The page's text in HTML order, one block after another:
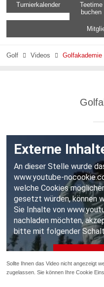
Turnierkalender
Teetime
buchen
Golf  Videos  Golfakademie
Sollte Ihnen das Video nicht angezeigt
zugelassen. Sie können Ihre Cookie